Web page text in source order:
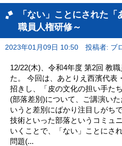
「ない」ことにされた
職員人権研修～
2023年01月09日 10:50 投稿者: ブ
12/22(木)、令和4年度 第2回 教
た。 今回は、あとりえ西濱代表
招きし、「皮の文化の担い手た
(部落差別)について、ご講演い
いうと差別にばかり注目しがち
技術といった部落というコミュ
いくことで、「ない」ことにさ
問題(...